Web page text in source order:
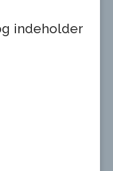
indeholder